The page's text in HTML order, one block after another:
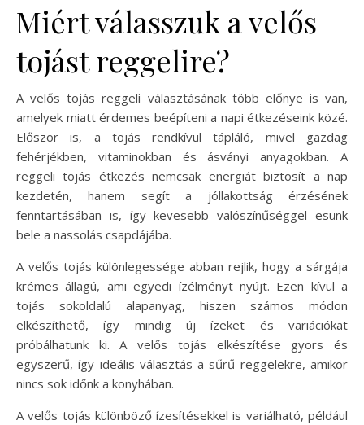
Miért válasszuk a velős
tojást reggelire?
A velős tojás reggeli választásának több előnye is van,
amelyek miatt érdemes beépíteni a napi étkezéseink közé.
Először is, a tojás rendkívül tápláló, mivel gazdag
fehérjékben, vitaminokban és ásványi anyagokban. A
reggeli tojás étkezés nemcsak energiát biztosít a nap
kezdetén, hanem segít a jóllakottság érzésének
fenntartásában is, így kevesebb valószínűséggel esünk
bele a nassolás csapdájába.
A velős tojás különlegessége abban rejlik, hogy a sárgája
krémes állagú, ami egyedi ízélményt nyújt. Ezen kívül a
tojás sokoldalú alapanyag, hiszen számos módon
elkészíthető, így mindig új ízeket és variációkat
próbálhatunk ki. A velős tojás elkészítése gyors és
egyszerű, így ideális választás a sűrű reggelekre, amikor
nincs sok időnk a konyhában.
A velős tojás különböző ízesítésekkel is variálható, például